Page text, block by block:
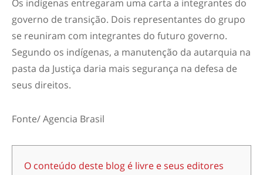
Os indígenas entregaram uma carta a integrantes do
governo de transição. Dois representantes do grupo
se reuniram com integrantes do futuro governo.
Segundo os indígenas, a manutenção da autarquia na
pasta da Justiça daria mais segurança na defesa de
seus direitos.
Fonte/ Agencia Brasil
O conteúdo deste blog é livre e seus editores